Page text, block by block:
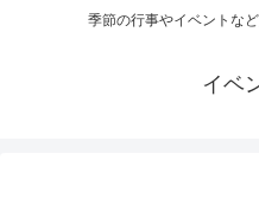
季節の行事やイベントな
イベ